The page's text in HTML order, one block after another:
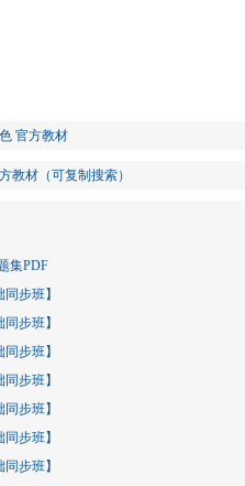
官方教材
教材（可复制搜索）
集PDF
步班】
步班】
步班】
步班】
步班】
步班】
步班】